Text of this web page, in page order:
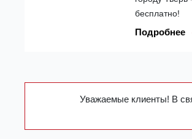
бесплатно!
Подробнее
Уважаемые клиенты! В